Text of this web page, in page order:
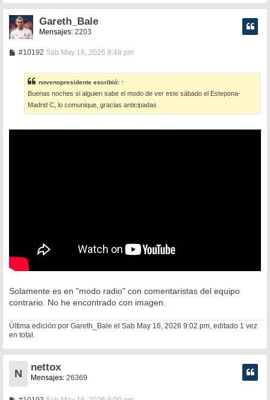
e
Gareth_Bale
Mensajes: 2203
#10192M
a
j
e
Sab May 16, 2026 8:48 pm
novenopresidente escribió: ↑
Buenas noches si alguien sabe el modo de ver este sábado el Estepona-
Madrid C, lo comunique, gracias anticipadas
Solamente es en "modo radio" con comentaristas del equipo
contrario. No he encontrado con imagen.
Última edición por Gareth_Bale el Sab May 16, 2026 9:02 pm, editado 1 vez
en total.
N
nettox
Mensajes: 26369